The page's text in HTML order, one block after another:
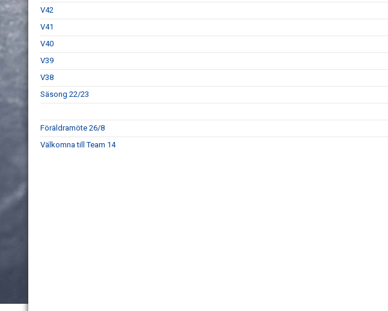
V42
V41
V40
V39
V38
Säsong 22/23
Föräldramöte 26/8
Välkomna till Team 14